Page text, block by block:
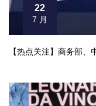
22
7 月
【热点关注】商务部